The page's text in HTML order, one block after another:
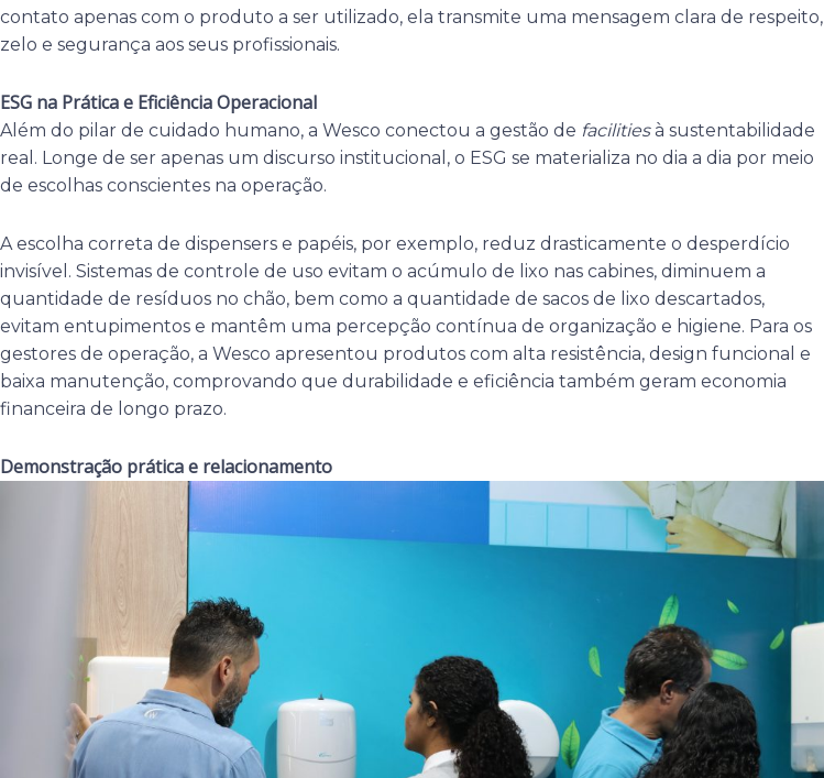
contato apenas com o produto a ser utilizado, ela transmite uma mensagem clara de respeito,
zelo e segurança aos seus profissionais.
ESG na Prática e Eficiência Operacional
Além do pilar de cuidado humano, a Wesco conectou a gestão de facilitiesà sustentabilidade
real. Longe de ser apenas um discurso institucional, o ESG se materializa no dia a dia por meio
de escolhas conscientes na operação.
A escolha correta de dispensers e papéis, por exemplo, reduz drasticamente o desperdício
invisível. Sistemas de controle de uso evitam o acúmulo de lixo nas cabines, diminuem a
quantidade de resíduos no chão, bem como a quantidade de sacos de lixo descartados,
evitam entupimentos e mantêm uma percepção contínua de organização e higiene. Para os
gestores de operação, a Wesco apresentou produtos com alta resistência, design funcional e
baixa manutenção, comprovando que durabilidade e eficiência também geram economia
financeira de longo prazo.
Demonstração prática e relacionamento